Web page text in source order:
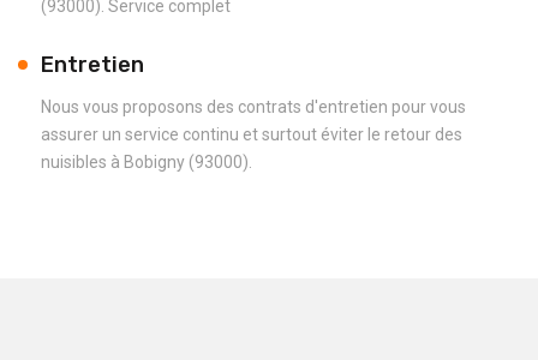
(93000). Service complet
Entretien
Nous vous proposons des contrats d'entretien pour vous
assurer un service continu et surtout éviter le retour des
nuisibles à Bobigny (93000).